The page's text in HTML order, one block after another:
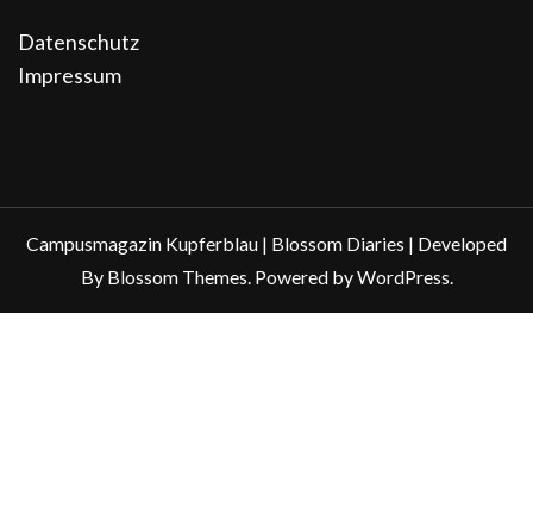
Datenschutz
Impressum
Campusmagazin Kupferblau | Blossom Diaries | Developed
By Blossom Themes. Powered byWordPress.